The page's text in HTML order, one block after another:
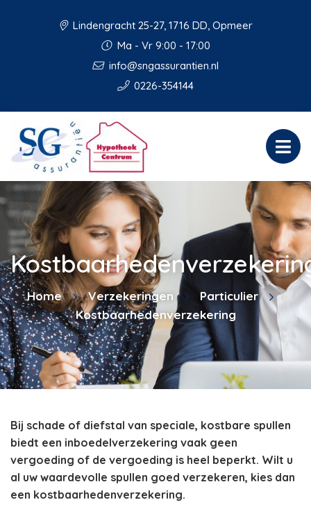
Lindengracht 25-27, 1716 DD, Opmeer
Ma - Vr 9:00 - 17:00
info@sngassurantien.nl
0226-354144
Home Verzekeringen
Particulier
Kostbaarhedenverzekering
Bij schade of diefstal van speciale, kostbare spullen
biedt een inboedelverzekering vaak geen
vergoeding of de vergoeding is heel beperkt. Wilt u
al uw waardevolle spullen goed verzekeren, kies dan
een kostbaarhedenverzekering.